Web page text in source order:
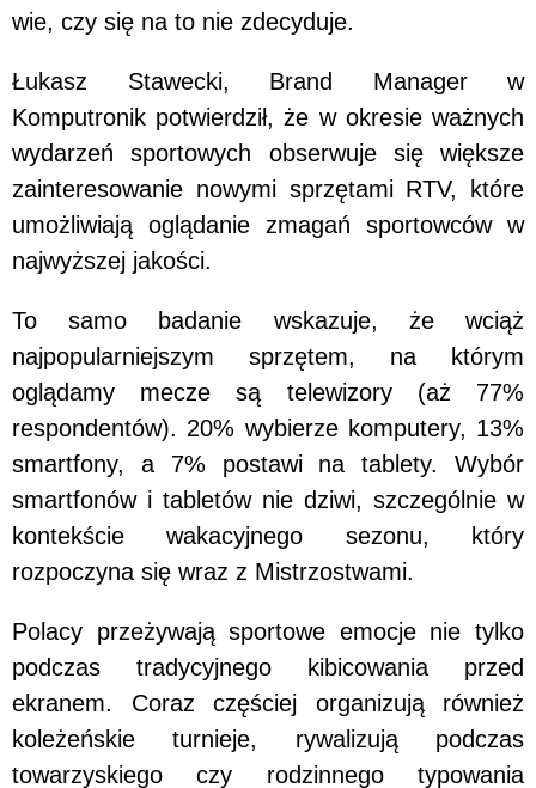
wie, czy się na to nie zdecyduje.
Łukasz Stawecki, Brand Manager w
Komputronik potwierdził, że w okresie ważnych
wydarzeń sportowych obserwuje się większe
zainteresowanie nowymi sprzętami RTV, które
umożliwiają oglądanie zmagań sportowców w
najwyższej jakości.
To samo badanie wskazuje, że wciąż
najpopularniejszym sprzętem, na którym
oglądamy mecze są telewizory (aż 77%
respondentów). 20% wybierze komputery, 13%
smartfony, a 7% postawi na tablety. Wybór
smartfonów i tabletów nie dziwi, szczególnie w
kontekście wakacyjnego sezonu, który
rozpoczyna się wraz z Mistrzostwami.
Polacy przeżywają sportowe emocje nie tylko
podczas tradycyjnego kibicowania przed
ekranem. Coraz częściej organizują również
koleżeńskie turnieje, rywalizują podczas
towarzyskiego czy rodzinnego typowania